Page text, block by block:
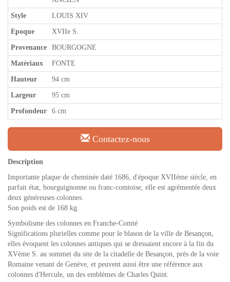
Style LOUIS XIV
Epoque XVIIe S.
Provenance BOURGOGNE
Matériaux FONTE
Hauteur 94 cm
Largeur 95 cm
Profondeur 6 cm
Contactez-nous
Description
Importante plaque de cheminée daté 1686, d'époque XVIIéme siècle, en
parfait état, bourguignonne ou franc-comtoise, elle est agrémentée deux
deux généreuses colonnes.
Son poids est de 168 kg.
Symbolisme des colonnes en Franche-Comté
Significations plurielles comme pour le blason de la ville de Besançon,
elles évoquent les colonnes antiques qui se dressaient encore à la fin du
XVème S. au sommet du site de la citadelle de Besançon, près de la voie
Romaine venant de Genève, et peuvent aussi être une référence aux
colonnes d'Hercule, un des emblèmes de Charles Quint.